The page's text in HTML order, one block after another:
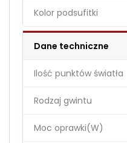
Kolor podsufitki
Dane techniczne
Ilość punktów światła
Rodzaj gwintu
Moc oprawki(W)